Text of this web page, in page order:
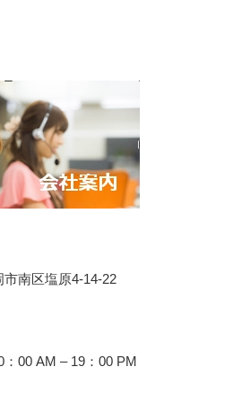
市南区塩原4-14-22
：00 AM – 19：00 PM